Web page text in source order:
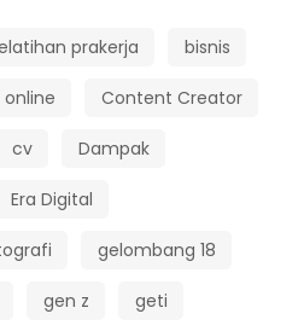
prakerja bisnis
online Content Creator
cv Dampak
Era Digital
gelombang 18
gen z geti